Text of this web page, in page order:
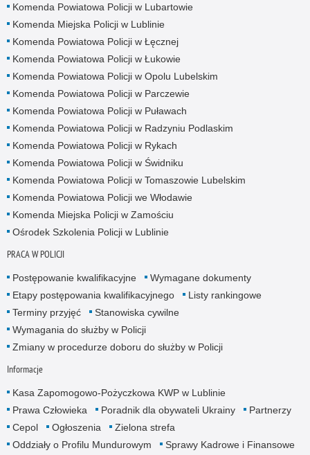
Komenda Powiatowa Policji w Lubartowie
Komenda Miejska Policji w Lublinie
Komenda Powiatowa Policji w Łęcznej
Komenda Powiatowa Policji w Łukowie
Komenda Powiatowa Policji w Opolu Lubelskim
Komenda Powiatowa Policji w Parczewie
Komenda Powiatowa Policji w Puławach
Komenda Powiatowa Policji w Radzyniu Podlaskim
Komenda Powiatowa Policji w Rykach
Komenda Powiatowa Policji w Świdniku
Komenda Powiatowa Policji w Tomaszowie Lubelskim
Komenda Powiatowa Policji we Włodawie
Komenda Miejska Policji w Zamościu
Ośrodek Szkolenia Policji w Lublinie
PRACA W POLICJI
Postępowanie kwalifikacyjne
Wymagane dokumenty
Etapy postępowania kwalifikacyjnego
Listy rankingowe
Terminy przyjęć
Stanowiska cywilne
Wymagania do służby w Policji
Zmiany w procedurze doboru do służby w Policji
Informacje
Kasa Zapomogowo-Pożyczkowa KWP w Lublinie
Prawa Człowieka
Poradnik dla obywateli Ukrainy
Partnerzy
Cepol
Ogłoszenia
Zielona strefa
Oddziały o Profilu Mundurowym
Sprawy Kadrowe i Finansowe